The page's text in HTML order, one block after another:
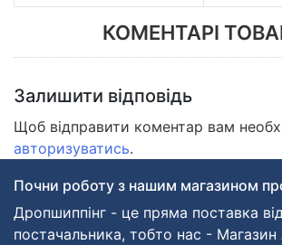
КОМЕНТАРІ
Залишити відповідь
Щоб відправити коментар вам
авторизуватись.
Почни роботу з нашим магазином
Дропшиппінг - це пряма поставка від
постачальника, тобто нас -